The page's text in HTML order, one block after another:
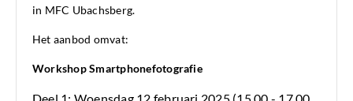
in MFC Ubachsberg.
Het aanbod omvat:
Workshop Smartphonefotografie